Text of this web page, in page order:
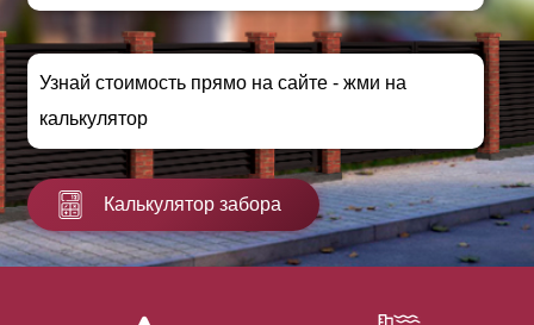
Узнай стоимость прямо на сайте - жми на
калькулятор
Калькулятор забора